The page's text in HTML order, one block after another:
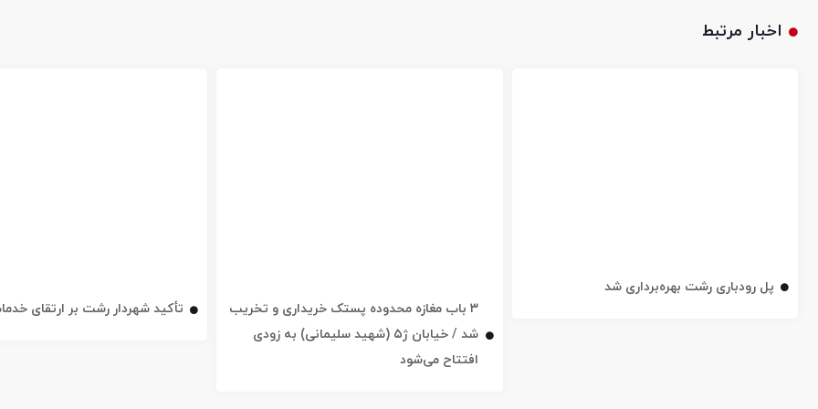
اخبار مرتبط
پل رودباری رشت بهره‌برداری شد
۳ باب مغازه محدوده پستک خریداری و تخریب
شد / خیابان ژ۵ (شهید سلیمانی) به زودی
افتتاح می‌شود
تأکید شهردار رشت بر ارتقای